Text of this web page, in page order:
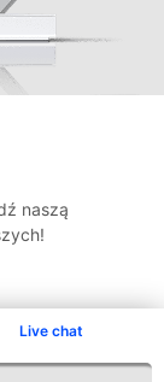
Live chat
naszą